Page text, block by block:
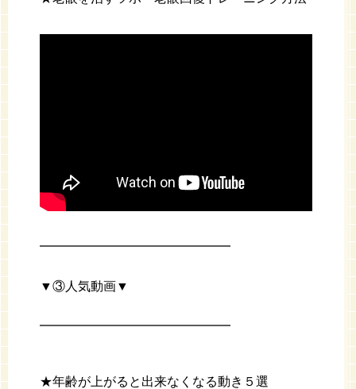
━━━━━━━━━━━━━━━
▼③人気動画▼
━━━━━━━━━━━━━━━
★年齢が上がると出来なくなる動き５選